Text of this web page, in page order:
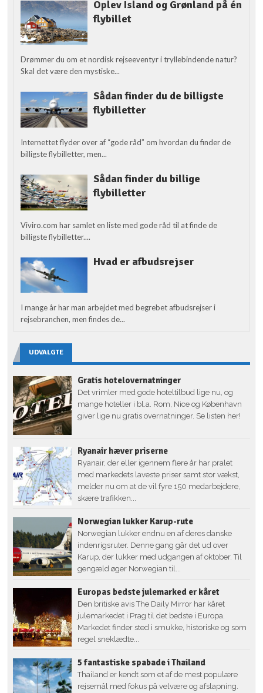
Oplev Island og Grønland på én
flybillet
Drømmer du om et nordisk rejseeventyr i tryllebindende natur?
Skal det være den mystiske...
Sådan finder du de billigste
flybilletter
Internettet flyder over af “gode råd” om hvordan du finder de
billigste flybilletter, men...
Sådan finder du billige
flybilletter
Viviro.com har samlet en liste med gode råd til at finde de
billigste flybilletter....
Hvad er afbudsrejser
I mange år har man arbejdet med begrebet afbudsrejser i
rejsebranchen, men findes de...
UDVALGTE
Gratis hotelovernatninger
Det vrimler med gode hoteltilbud lige nu, og
mange hoteller i bl.a. Rom, Nice og København
giver lige nu gratis overnatninger. Se listen her!
Ryanair hæver priserne
Ryanair, der eller igennem flere år har pralet
med markedets laveste priser samt stor vækst,
melder nu om at de vil fyre 150 medarbejdere,
skære trafikken...
Norwegian lukker Karup-rute
Norwegian lukker endnu en af deres danske
indenrigsruter. Denne gang går det ud over
Karup, der lukker med udgangen af oktober. Til
gengæld øger Norwegian til...
Europas bedste julemarked er kåret
Den britiske avis The Daily Mirror har kåret
julemarkedet i Prag til det bedste i Europa.
Markedet finder sted i smukke, historiske og som
regel sneklædte...
5 fantastiske spabade i Thailand
Thailand er kendt som et af de mest populære
rejsemål med fokus på velvære og afslapning.